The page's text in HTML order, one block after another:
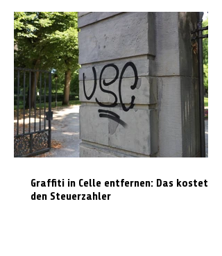
Graffiti in Celle entfernen: Das kostet es
den Steuerzahler